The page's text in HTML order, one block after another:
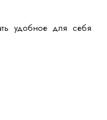
удобное для себя